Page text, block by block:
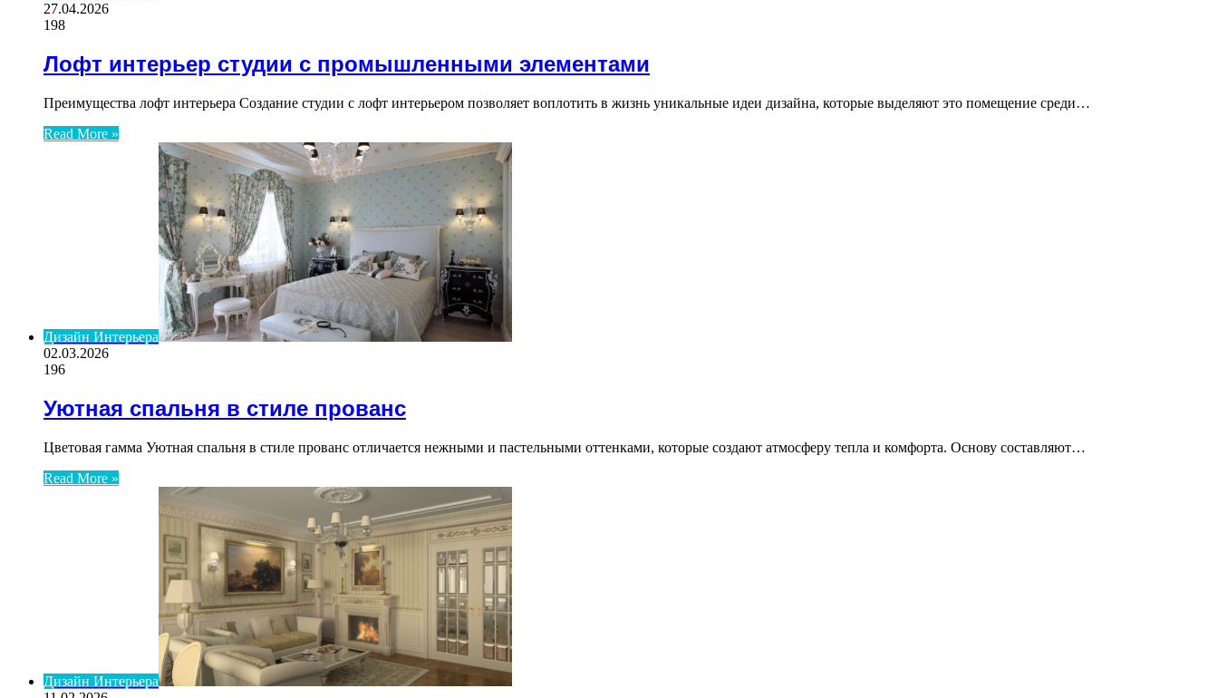
27.04.2026
198
Лофт интерьер студии с промышленными элементами
Преимущества лофт интерьера Создание студии с лофт интерьером позволяет воплотить в жизнь уникальные идеи дизайна, которые выделяют это помещение среди…
Read More »
Дизайн Интерьера
02.03.2026
196
Уютная спальня в стиле прованс
Цветовая гамма Уютная спальня в стиле прованс отличается нежными и пастельными оттенками, которые создают атмосферу тепла и комфорта. Основу составляют…
Read More »
Дизайн Интерьера